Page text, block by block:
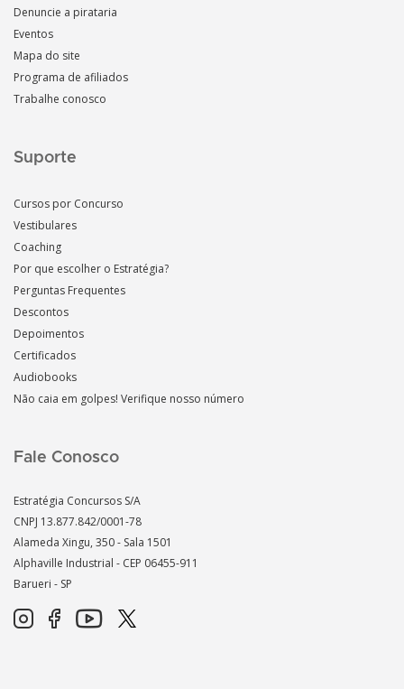
Denuncie a pirataria
Eventos
Mapa do site
Programa de afiliados
Trabalhe conosco
Suporte
Cursos por Concurso
Vestibulares
Coaching
Por que escolher o Estratégia?
Perguntas Frequentes
Descontos
Depoimentos
Certificados
Audiobooks
Não caia em golpes! Verifique nosso número
Fale Conosco
Estratégia Concursos S/A
CNPJ 13.877.842/0001-78
Alameda Xingu, 350 - Sala 1501
Alphaville Industrial - CEP 06455-911
Barueri - SP